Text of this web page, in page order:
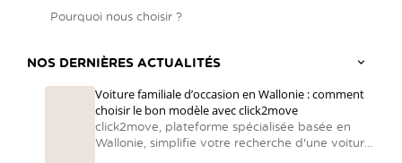
Pourquoi nous choisir ?
NOS DERNIÈRES ACTUALITÉS
Voiture familiale d’occasion en Wallonie : comment
choisir le bon modèle avec click2move
click2move, plateforme spécialisée basée en
Wallonie, simplifie votre recherche d'une voiture